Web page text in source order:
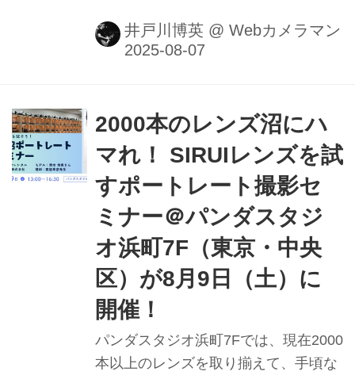
マカメラを使用し、プロフェッショナ
ルな人物インタビューの撮影フローを
グ、カメラワーク、音声、ポスプロま
でを含めた実践的な内容となる。
井戸川博英 @ Webカメラマン
2000本のレンズ沼にハ
マれ！ SIRUIレンズを試
すポートレート撮影セ
ミナー＠パンダスタジ
オ浜町7F（東京・中央
区）が8月9日（土）に
開催！
パンダスタジオ浜町7Fでは、現在2000
本以上のレンズを取り揃えて、手頃な